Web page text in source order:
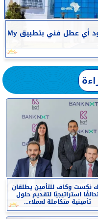
تنظيم الاتصالات في مصر: عدم وجود أي عطل فني بتطبيق My
نكست وكاف للتأمين يطلقان
استراتيجيًا لتقديم حلول
تأمينية متكاملة لعملاء...